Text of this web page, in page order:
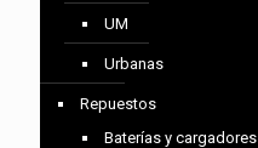
UM
Urbanas
Repuestos
Baterías y cargadores